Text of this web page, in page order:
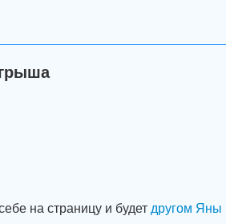
на страницу и будет другом Яны